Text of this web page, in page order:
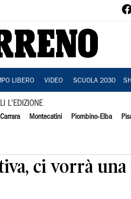
LIBERO VIDEO SCUOLA 2030
L'EDIZIONE
Montecatini Piombino-Elba
ci vorrà